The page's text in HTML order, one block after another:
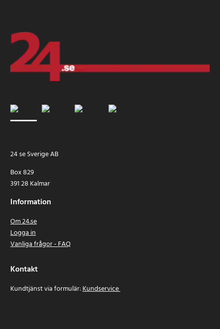
24 se Sverige AB
Box 829
391 28 Kalmar
Information
Om 24.se
Logga in
Vanliga frågor - FAQ
Kontakt
Kundtjänst via formulär:Kundservice